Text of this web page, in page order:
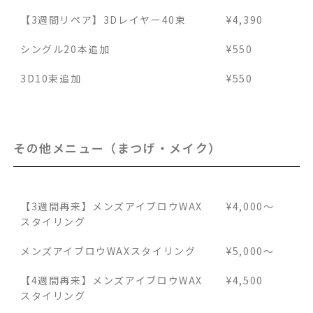
【3週間リペア】3Dレイヤー40束 ¥4,390
シングル20本追加 ¥550
3D10束追加 ¥550
その他メニュー（まつげ・メイク）
【3週間再来】メンズアイブロウWAX
スタイリング
¥4,000～
メンズアイブロウWAXスタイリング ¥5,000～
【4週間再来】メンズアイブロウWAX
スタイリング
¥4,500